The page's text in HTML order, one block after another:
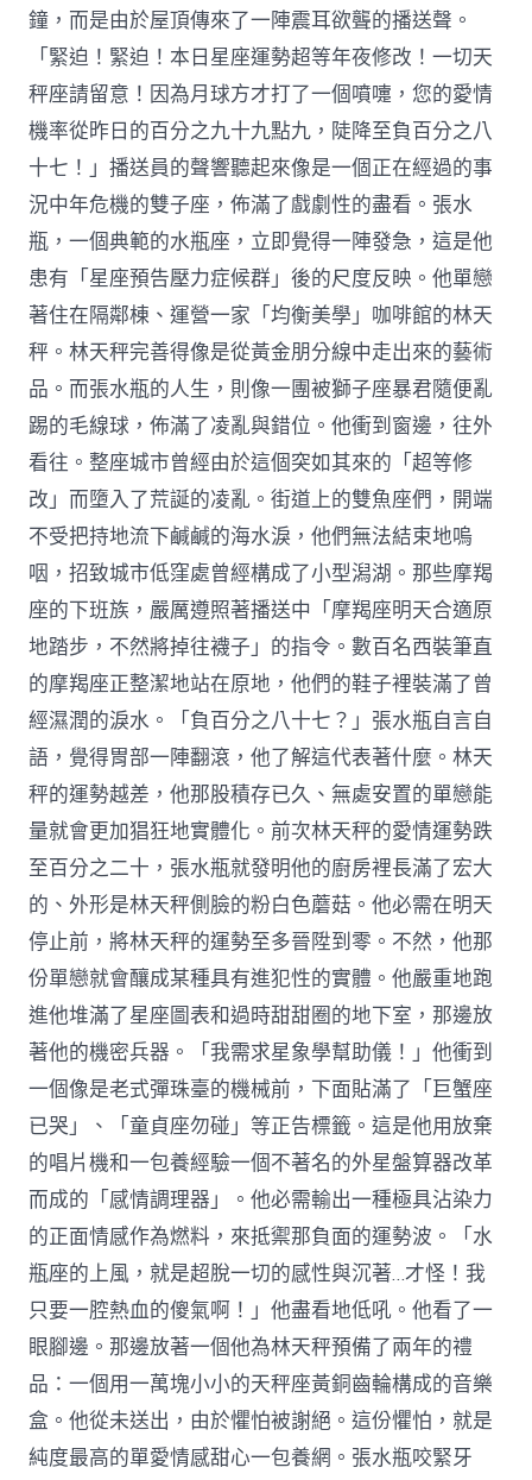
鐘，而是由於屋頂傳來了一陣震耳欲聾的播送聲。
「緊迫！緊迫！本日星座運勢超等年夜修改！一切天
秤座請留意！因為月球方才打了一個噴嚏，您的愛情
機率從昨日的百分之九十九點九，陡降至負百分之八
十七！」播送員的聲響聽起來像是一個正在經過的事
況中年危機的雙子座，佈滿了戲劇性的盡看。張水
瓶，一個典範的水瓶座，立即覺得一陣發急，這是他
患有「星座預告壓力症候群」後的尺度反映。他單戀
著住在隔鄰棟、運營一家「均衡美學」咖啡館的林天
秤。林天秤完善得像是從黃金朋分線中走出來的藝術
品。而張水瓶的人生，則像一團被獅子座暴君隨便亂
踢的毛線球，佈滿了凌亂與錯位。他衝到窗邊，往外
看往。整座城市曾經由於這個突如其來的「超等修
改」而墮入了荒誕的凌亂。街道上的雙魚座們，開端
不受把持地流下鹹鹹的海水淚，他們無法結束地嗚
咽，招致城市低窪處曾經構成了小型潟湖。那些摩羯
座的下班族，嚴厲遵照著播送中「摩羯座明天合適原
地踏步，不然將掉往襪子」的指令。數百名西裝筆直
的摩羯座正整潔地站在原地，他們的鞋子裡裝滿了曾
經濕潤的淚水。「負百分之八十七？」張水瓶自言自
語，覺得胃部一陣翻滾，他了解這代表著什麼。林天
秤的運勢越差，他那股積存已久、無處安置的單戀能
量就會更加猖狂地實體化。前次林天秤的愛情運勢跌
至百分之二十，張水瓶就發明他的廚房裡長滿了宏大
的、外形是林天秤側臉的粉白色蘑菇。他必需在明天
停止前，將林天秤的運勢至多晉陞到零。不然，他那
份單戀就會釀成某種具有進犯性的實體。他嚴重地跑
進他堆滿了星座圖表和過時甜甜圈的地下室，那邊放
著他的機密兵器。「我需求星象學幫助儀！」他衝到
一個像是老式彈珠臺的機械前，下面貼滿了「巨蟹座
已哭」、「童貞座勿碰」等正告標籤。這是他用放棄
的唱片機和一包養經驗一個不著名的外星盤算器改革
而成的「感情調理器」。他必需輸出一種極具沾染力
的正面情感作為燃料，來抵禦那負面的運勢波。「水
瓶座的上風，就是超脫一切的感性與沉著…才怪！我
只要一腔熱血的傻氣啊！」他盡看地低吼。他看了一
眼腳邊。那邊放著一個他為林天秤預備了兩年的禮
品：一個用一萬塊小小的天秤座黃銅齒輪構成的音樂
盒。他從未送出，由於懼怕被謝絕。這份懼怕，就是
純度最高的單愛情感甜心一包養網。張水瓶咬緊牙